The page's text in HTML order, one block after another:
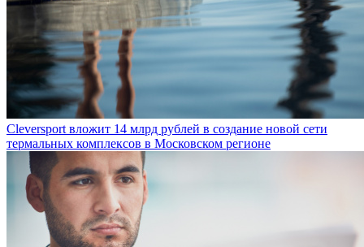
Cleversport вложит 14 млрд рублей в создание новой сети
термальных комплексов в Московском регионе